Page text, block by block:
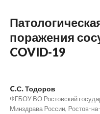
поражения
COVID-19
C.С. Тодоров
ФГБОУ ВО Ростовский
Минздрава России, Ростов-